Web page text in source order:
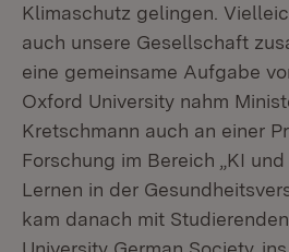
Klimaschutz gelingen.
auch unsere Gesellschaft
eine gemeinsame Aufgabe
Oxford University nahm
Kretschmann auch an einer
Forschung im Bereich „KI
Lernen in der
kam danach mit